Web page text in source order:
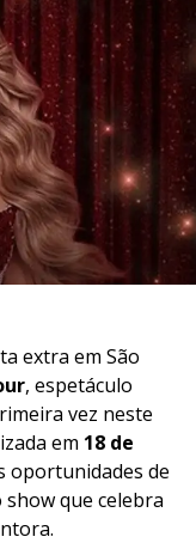
extra em São
, espetáculo
vez neste
em 18 de
oportunidades de
que celebra